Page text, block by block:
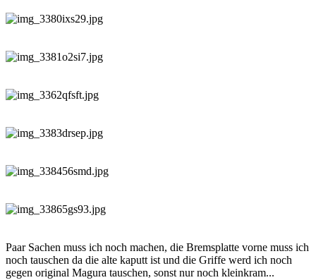
Paar Sachen muss ich noch machen, die Bremsplatte vorne muss ich
noch tauschen da die alte kaputt ist und die Griffe werd ich noch
gegen original Magura tauschen, sonst nur noch kleinkram...